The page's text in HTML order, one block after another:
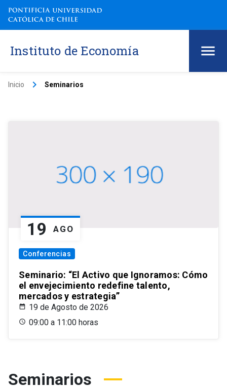
Instituto de Economía
Inicio keyboard_arrow_right Seminarios
19 AGO
Conferencias
Seminario: “El Activo que Ignoramos: Cómo
el envejecimiento redefine talento,
mercados y estrategia”
19 de Agosto de 2026
09:00 a 11:00 horas
Seminarios